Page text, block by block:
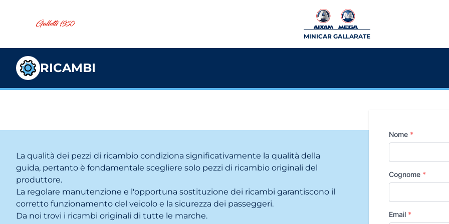
MINICAR GALLARATE
RICAMBI
La qualità dei pezzi di ricambio condiziona significativamente la qualità della
guida, pertanto è fondamentale scegliere solo pezzi di ricambio originali del
produttore.
La regolare manutenzione e l'opportuna sostituzione dei ricambi garantiscono il
corretto funzionamento del veicolo e la sicurezza dei passeggeri.
Da noi trovi i ricambi originali di tutte le marche.
Nome *
Cognome *
Email *